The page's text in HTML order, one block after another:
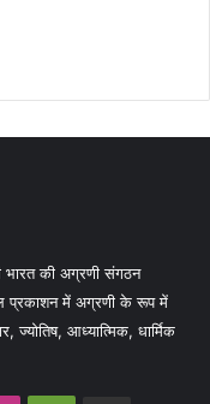
भारत की अग्रणी संगठन
प्रकाशन में अग्रणी के रूप में
ज्योतिष, आध्यात्मिक, धार्मिक